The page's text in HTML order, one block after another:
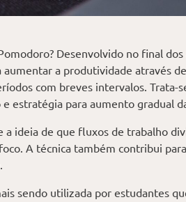
Desenvolvido no final
a produtividade através
com breves intervalos. Trata-
estratégia para aumento gradual
a ideia de que fluxos de trabalho
A técnica também contribui
sendo utilizada por estudantes